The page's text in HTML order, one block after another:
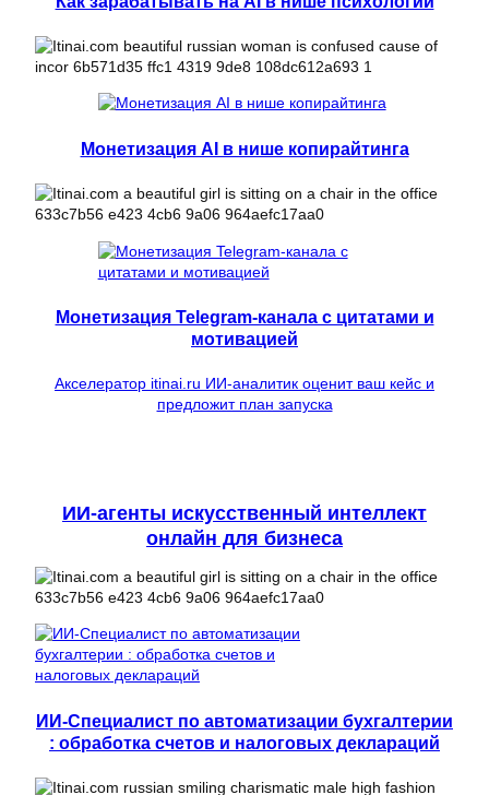
Монетизация AI в нише копирайтинга
Монетизация Telegram-канала с цитатами и
мотивацией
Акселератор itinai.ru ИИ-аналитик оценит ваш кейс и
предложит план запуска
ИИ-агенты искусственный интеллект
онлайн для бизнеса
ИИ-Специалист по автоматизации бухгалтерии
: обработка счетов и налоговых деклараций